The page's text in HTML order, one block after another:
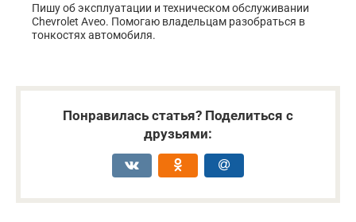
Пишу об эксплуатации и техническом обслуживании
Chevrolet Aveo. Помогаю владельцам разобраться в
тонкостях автомобиля.
Понравилась статья? Поделиться с
друзьями: